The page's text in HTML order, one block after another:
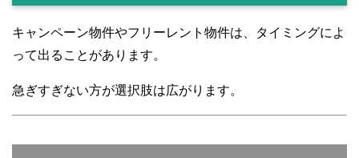
キャンペーン物件やフリーレント物件は、タイミングによ
って出ることがあります。
急ぎすぎない方が選択肢は広がります。